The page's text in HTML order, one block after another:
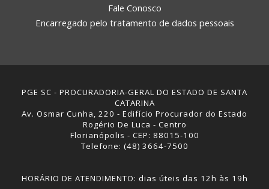
Fale Conosco
Encarregado pelo tratamento de dados pessoais
PGE SC - PROCURADORIA-GERAL DO ESTADO DE SANTA
CATARINA
Av. Osmar Cunha, 220 - Edifício Procurador do Estado
Rogério De Luca - Centro
Florianópolis - CEP: 88015-100
Telefone: (48) 3664-7500
HORÁRIO DE ATENDIMENTO: dias úteis das 12h às 19h